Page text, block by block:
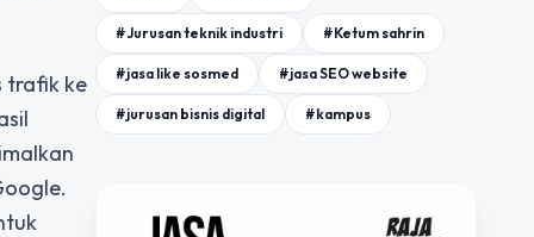
trafik ke
#Jurusan teknik industri #Ketum sahrin
#jasa like sosmed #jasa SEO website
#jurusan bisnis digital #kampus